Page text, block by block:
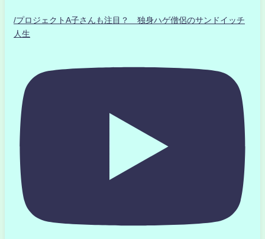
/プロジェクトA子さんも注目？ 独身ハゲ僧侶のサンドイッチ
人生